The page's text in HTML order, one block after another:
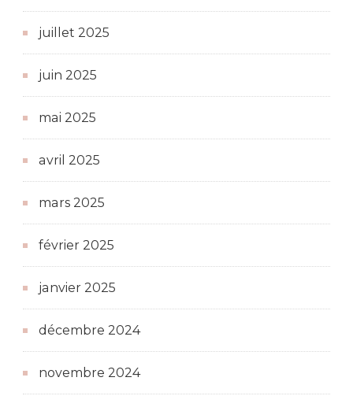
juillet 2025
juin 2025
mai 2025
avril 2025
mars 2025
février 2025
janvier 2025
décembre 2024
novembre 2024